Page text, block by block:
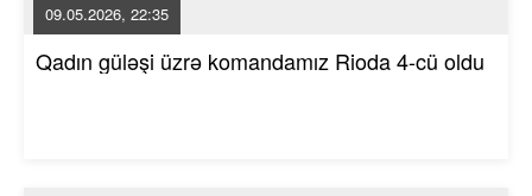
09.05.2026, 22:35
Qadın güləşi üzrə komandamız Rioda 4-cü oldu